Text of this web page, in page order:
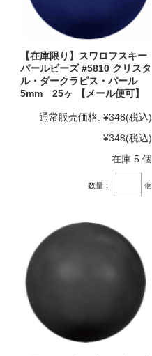
【在庫限り】スワロフスキー
パールビーズ #5810 クリスタ
ル・ダークラピス・パール
5mm 25ヶ 【メール便可】
通常販売価格: ¥348(税込)
¥348(税込)
在庫 5 個
数量： 個